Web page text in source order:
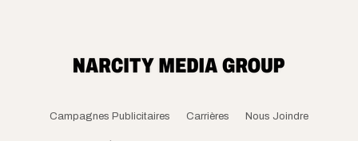
Campagnes Publicitaires Carrières Nous Joindre